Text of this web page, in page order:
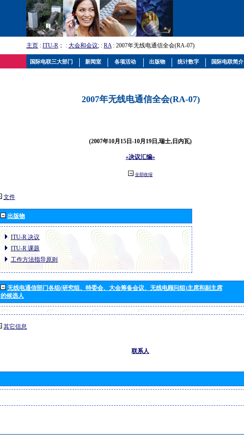
主页 : ITU-R ； : 大会和会议; : RA: 2007年无线电通信全会(RA-07)
2007年无线电通信全会(RA-07)
(2007年10月15日-10月19日,瑞士,日内瓦)
«决议汇编»
全部收缩
文件
出版物
ITU-R 决议
ITU-R 课题
工作方法指导原则
无线电通信部门各组(研究组、特委会、大会筹备会议、无线电顾问组)主席和副主席
的候选人
其它信息
联系人
国际电联三大部门 新闻室 各项活动 出版物 统计数字 国际电联简介